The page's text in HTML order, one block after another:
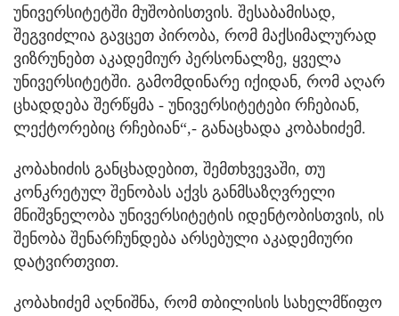
უნივერსიტეტში მუშობისთვის. შესაბამისად,
შეგვიძლია გავცეთ პირობა, რომ მაქსიმალურად
ვიზრუნებთ აკადემიურ პერსონალზე, ყველა
უნივერსიტეტში. გამომდინარე იქიდან, რომ აღარ
ცხადდება შერწყმა - უნივერსიტეტები რჩებიან,
ლექტორებიც რჩებიან“,- განაცხადა კობახიძემ.
კობახიძის განცხადებით, შემთხვევაში, თუ
კონკრეტულ შენობას აქვს განმსაზღვრელი
მნიშვნელობა უნივერსიტეტის იდენტობისთვის, ის
შენობა შენარჩუნდება არსებული აკადემიური
დატვირთვით.
კობახიძემ აღნიშნა, რომ თბილისის სახელმწიფო